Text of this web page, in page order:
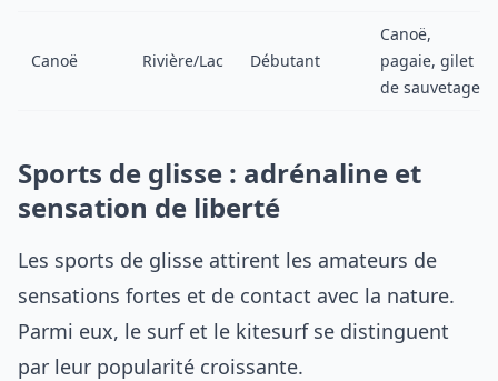
Canoë Rivière/Lac Débutant
Canoë,
pagaie, gilet
de sauvetage
Sports de glisse : adrénaline et
sensation de liberté
Les sports de glisse attirent les amateurs de
sensations fortes et de contact avec la nature.
Parmi eux, le surf et le kitesurf se distinguent
par leur popularité croissante.